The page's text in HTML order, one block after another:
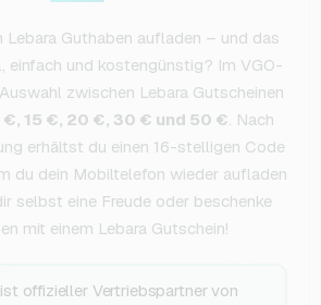
Lebara Guthaben aufladen – und das
einfach und kostengünstig? Im VGO-
zwischen Lebara Gutscheinen
€, 15 €, 20 €, 30 € und 50 €. Nach
erhältst du einen 16-stelligen Code
du dein Mobiltelefon wieder aufladen
selbst eine Freude oder beschenke
mit einem Lebara Gutschein!
offizieller Vertriebspartner von